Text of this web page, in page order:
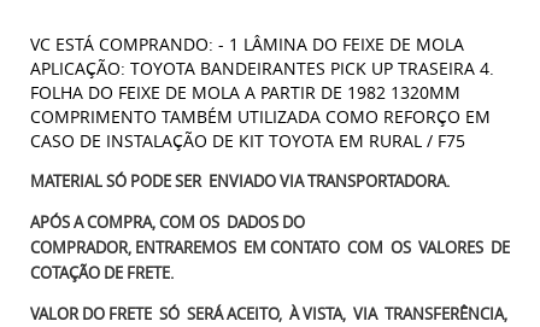
VC ESTÁ COMPRANDO: - 1 LÂMINA DO FEIXE DE MOLA
APLICAÇÃO: TOYOTA BANDEIRANTES PICK UP TRASEIRA 4.
FOLHA DO FEIXE DE MOLA A PARTIR DE 1982 1320MM
COMPRIMENTO TAMBÉM UTILIZADA COMO REFORÇO EM
CASO DE INSTALAÇÃO DE KIT TOYOTA EM RURAL / F75
MATERIAL SÓ PODE SER ENVIADO VIA TRANSPORTADORA.
APÓS A COMPRA, COM OS DADOS DO
COMPRADOR, ENTRAREMOS EM CONTATO COM OS VALORES DE
COTAÇÃO DE FRETE.
VALOR DO FRETE SÓ SERÁ ACEITO, À VISTA, VIA TRANSFERÊNCIA,